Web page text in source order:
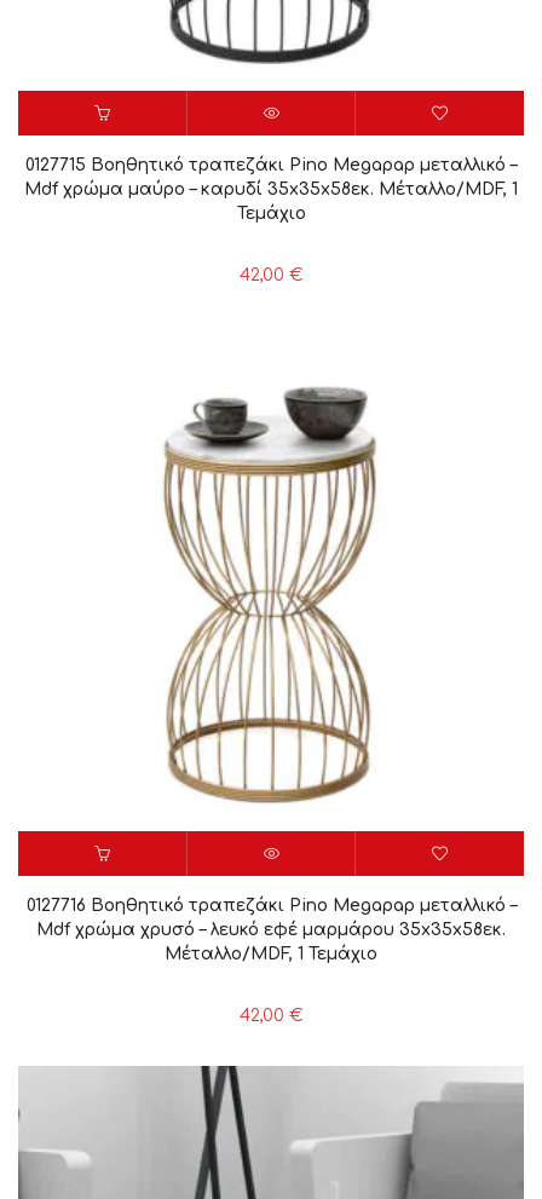
0127715 Βοηθητικό τραπεζάκι Pino Megapap μεταλλικό –
Mdf χρώμα μαύρο – καρυδί 35x35x58εκ. Μέταλλο/MDF, 1
Τεμάχιο
42,00 €
0127716 Βοηθητικό τραπεζάκι Pino Megapap μεταλλικό –
Mdf χρώμα χρυσό – λευκό εφέ μαρμάρου 35x35x58εκ.
Μέταλλο/MDF, 1 Τεμάχιο
42,00 €